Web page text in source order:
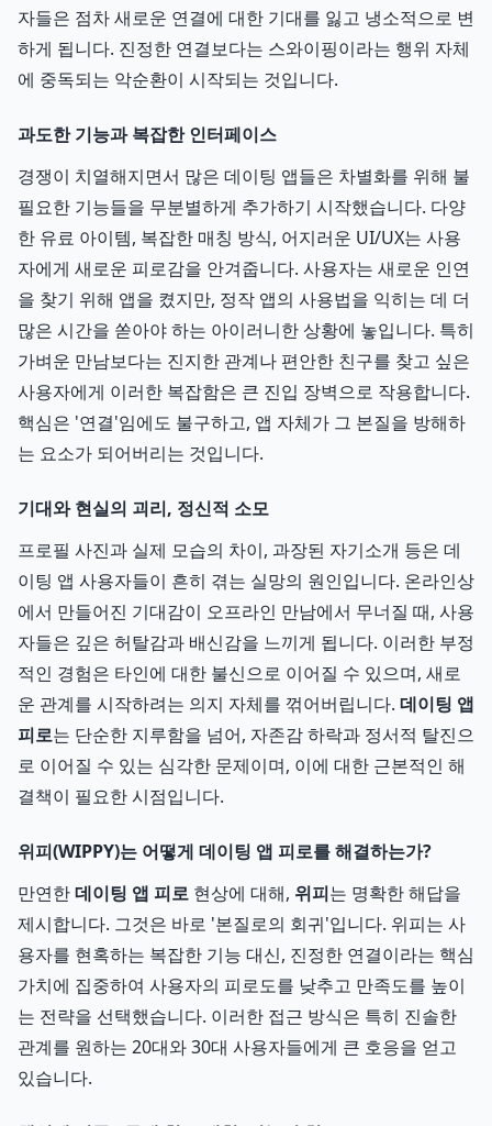
자들은 점차 새로운 연결에 대한 기대를 잃고 냉소적으로 변
하게 됩니다. 진정한 연결보다는 스와이핑이라는 행위 자체
에 중독되는 악순환이 시작되는 것입니다.
과도한 기능과 복잡한 인터페이스
경쟁이 치열해지면서 많은 데이팅 앱들은 차별화를 위해 불
필요한 기능들을 무분별하게 추가하기 시작했습니다. 다양
한 유료 아이템, 복잡한 매칭 방식, 어지러운 UI/UX는 사용
자에게 새로운 피로감을 안겨줍니다. 사용자는 새로운 인연
을 찾기 위해 앱을 켰지만, 정작 앱의 사용법을 익히는 데 더
많은 시간을 쏟아야 하는 아이러니한 상황에 놓입니다. 특히
가벼운 만남보다는 진지한 관계나 편안한 친구를 찾고 싶은
사용자에게 이러한 복잡함은 큰 진입 장벽으로 작용합니다.
핵심은 '연결'임에도 불구하고, 앱 자체가 그 본질을 방해하
는 요소가 되어버리는 것입니다.
기대와 현실의 괴리, 정신적 소모
프로필 사진과 실제 모습의 차이, 과장된 자기소개 등은 데
이팅 앱 사용자들이 흔히 겪는 실망의 원인입니다. 온라인상
에서 만들어진 기대감이 오프라인 만남에서 무너질 때, 사용
자들은 깊은 허탈감과 배신감을 느끼게 됩니다. 이러한 부정
적인 경험은 타인에 대한 불신으로 이어질 수 있으며, 새로
운 관계를 시작하려는 의지 자체를 꺾어버립니다. 데이팅 앱
피로는 단순한 지루함을 넘어, 자존감 하락과 정서적 탈진으
로 이어질 수 있는 심각한 문제이며, 이에 대한 근본적인 해
결책이 필요한 시점입니다.
위피(WIPPY)는 어떻게 데이팅 앱 피로를 해결하는가?
만연한데이팅 앱 피로 현상에 대해, 위피는 명확한 해답을
제시합니다. 그것은 바로 '본질로의 회귀'입니다. 위피는 사
용자를 현혹하는 복잡한 기능 대신, 진정한 연결이라는 핵심
가치에 집중하여 사용자의 피로도를 낮추고 만족도를 높이
는 전략을 선택했습니다. 이러한 접근 방식은 특히 진솔한
관계를 원하는 20대와 30대 사용자들에게 큰 호응을 얻고
있습니다.